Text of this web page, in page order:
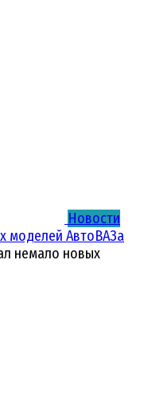
Новости
моделей АвтоВАЗа
немало новых